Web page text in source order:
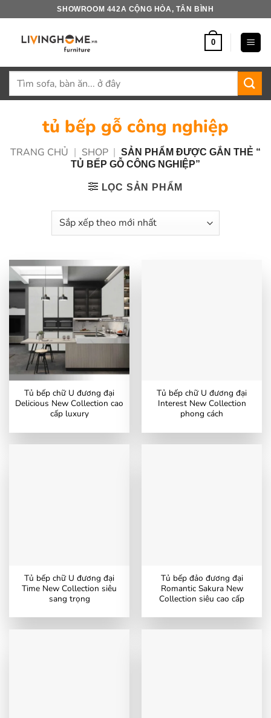
qua
SHOWROOM 442A CỘNG HÒA, TÂN BÌNH
0
Tìm
tủ bếp gỗ công nghiệp
TRANG CHỦ SHOP
SẢN PHẨM ĐƯỢC GẮN THẺ “
TỦ BẾP GỖ CÔNG NGHIỆP”
LỌC SẢN PHẨM
Tủ bếp chữ U đương đại
Delicious New Collection cao
cấp luxury
Tủ bếp chữ U đương đại
Interest New Collection
phong cách
Tủ bếp chữ U đương đại
Time New Collection siêu
sang trọng
Tủ bếp đảo đương đại
Romantic Sakura New
Collection siêu cao cấp